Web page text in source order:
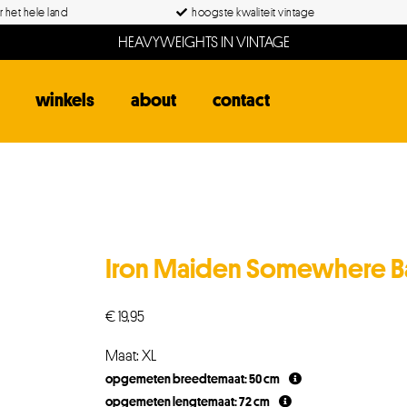
het hele land hoogste kwaliteit vintage
HEAVYWEIGHTS IN VINTAGE
winkels about contact
Iron Maiden Somewhere
€19,95
Maat: XL
opgemeten breedtemaat: 50 cm
opgemeten lengtemaat: 72 cm